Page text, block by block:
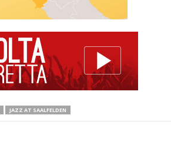
JAZZ AT SAALFELDEN